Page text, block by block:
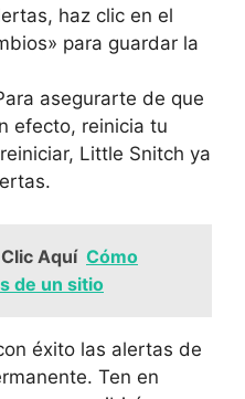
haz clic en el
para guardar la
asegurarte de que
efecto, reinicia tu
Little Snitch ya
Aquí Cómo
de un sitio
éxito las alertas de
Ten en